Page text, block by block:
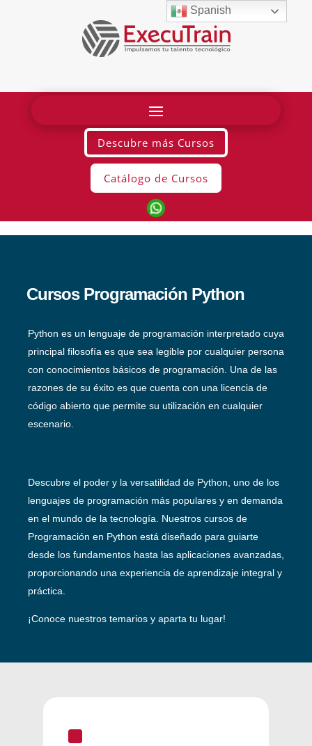
Descubre más Cursos
Catálogo de Cursos
Cursos Programación Python
Python es un lenguaje de programación interpretado cuya
principal filosofía es que sea legible por cualquier persona
con conocimientos básicos de programación. Una de las
razones de su éxito es que cuenta con una licencia de
código abierto que permite su utilización en cualquier
escenario.
Descubre el poder y la versatilidad de Python, uno de los
lenguajes de programación más populares y en demanda
en el mundo de la tecnología. Nuestros cursos de
Programación en Python está diseñado para guiarte
desde los fundamentos hasta las aplicaciones avanzadas,
proporcionando una experiencia de aprendizaje integral y
práctica.
¡Conoce nuestros temarios y aparta tu lugar!
^
Spanish